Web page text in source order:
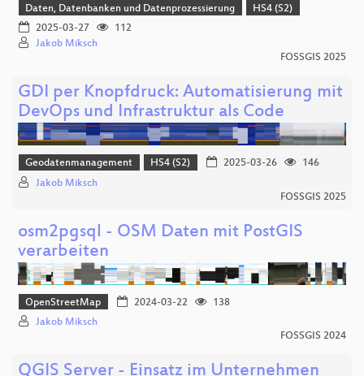
Daten, Datenbanken und Datenprozessierung
HS4 (S2)
2025-03-27
112
Jakob Miksch
FOSSGIS 2025
GDI per Knopfdruck: Automatisierung mit
DevOps und Infrastruktur als Code
Geodatenmanagement HS4 (S2) 2025-03-26
146
Jakob Miksch
FOSSGIS 2025
osm2pgsql - OSM Daten mit PostGIS
verarbeiten
OpenStreetMap 2024-03-22
138
Jakob Miksch
FOSSGIS 2024
QGIS Server - Einsatz im Unternehmen